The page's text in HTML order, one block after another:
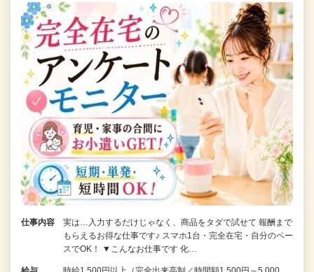
仕事内容
実は…入力するだけじゃなく、商品をタダで試せて 報酬まで
もらえるお得な仕事です♪ スマホ1台・完全在宅・自分のペー
スでOK！ ▼こんなお仕事です 化…